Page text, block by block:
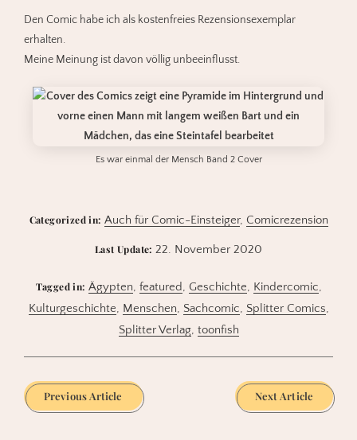
Den Comic habe ich als kostenfreies Rezensionsexemplar
erhalten.
Meine Meinung ist davon völlig unbeeinflusst.
Es war einmal der Mensch Band 2 Cover
Categorized in: Auch für Comic-Einsteiger, Comicrezension
Last Update: 22. November 2020
Tagged in: Ägypten, featured, Geschichte, Kindercomic,
Kulturgeschichte, Menschen, Sachcomic, Splitter Comics,
Splitter Verlag, toonfish
Previous Article Next Article